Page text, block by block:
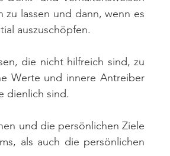
lassen und dann, wenn es
auszuschöpfen.
die nicht hilfreich sind, zu
Werte und innere Antreiber
dienlich sind.
und die persönlichen Ziele
als auch die persönlichen